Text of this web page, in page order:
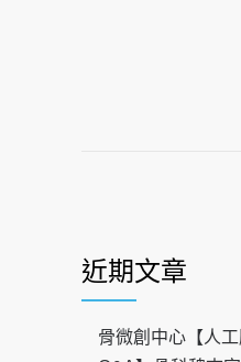
近期文章
骨微創中心【人